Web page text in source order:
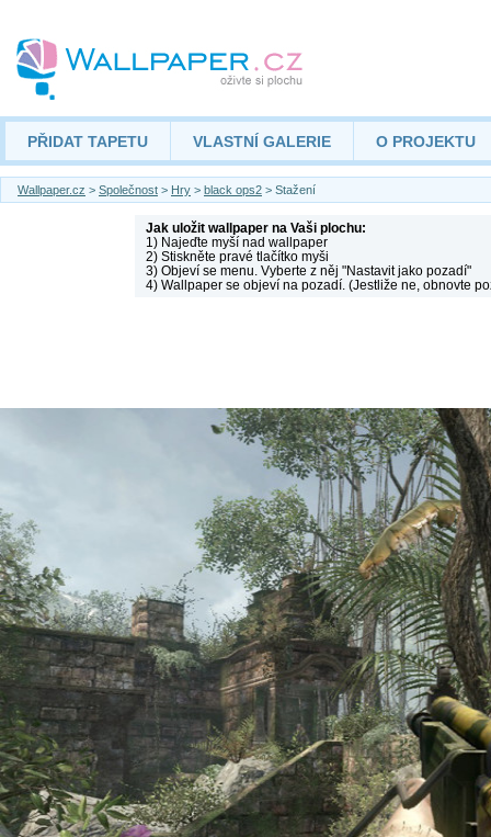
PŘIDAT TAPETU VLASTNÍ GALERIE O PROJEKTU
Wallpaper.cz > Společnost > Hry > black ops2 > Stažení
Jak uložit wallpaper na Vaši plochu:
1) Najeďte myší nad wallpaper
2) Stiskněte pravé tlačítko myši
3) Objeví se menu. Vyberte z něj "Nastavit jako pozadí"
4) Wallpaper se objeví na pozadí. (Jestliže ne, obnovte